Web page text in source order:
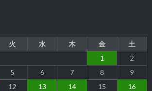
火 水 木 金
土
1
2
5 6 7 8
9
12 13 14 15
16